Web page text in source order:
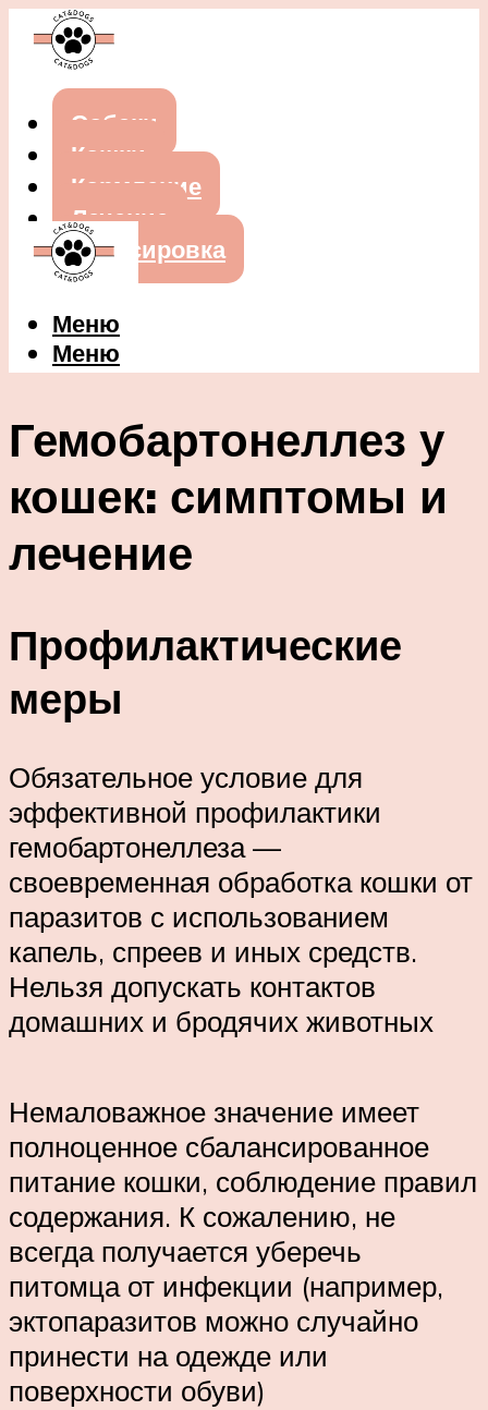
Собаки
Кошки
Кормление
Лечение
Дрессировка
Меню
Меню
Гемобартонеллез у
кошек: симптомы и
лечение
Профилактические
меры
Обязательное условие для
эффективной профилактики
гемобартонеллеза —
своевременная обработка кошки от
паразитов с использованием
капель, спреев и иных средств.
Нельзя допускать контактов
домашних и бродячих животных
Немаловажное значение имеет
полноценное сбалансированное
питание кошки, соблюдение правил
содержания. К сожалению, не
всегда получается уберечь
питомца от инфекции (например,
эктопаразитов можно случайно
принести на одежде или
поверхности обуви)